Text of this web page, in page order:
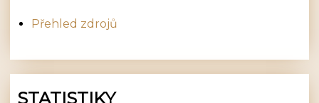
Přehled zdrojů
STATISTIKY